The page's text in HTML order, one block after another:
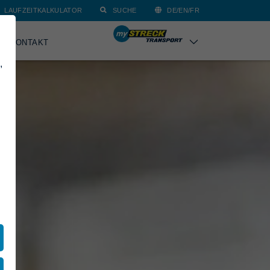
LAUFZEITKALKULATOR SUCHE DE/EN/FR
KONTAKT